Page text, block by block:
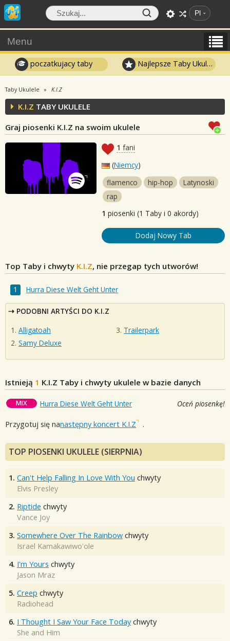
Pl
Menu
poczatkujacy taby Najlepsze Taby Ukulele
Taby Ukulele K.I.Z
K.I.Z TABY UKULELE
Graj piosenki K.I.Z na swoim ukulele
1 fani
(Niemcy)
flamenco
hip-hop
Latynoski
rap
1 piosenki (1 Taby i 0 akordy)
Dodaj Nowy Tab
Top Taby i chwyty K.I.Z, nie przegap tych utworów!
Hurra Diese Welt Geht Unter
PODOBNI ARTYŚCI DO K.I.Z
Alligatoah
Samy Deluxe
Trailerpark
Istnieją 1 K.I.Z Taby i chwyty ukulele w bazie danych
MIX Hurra Diese Welt Geht Unter Oceń piosenkę!
Przygotuj się nanastępny koncert K.I.Z .
TOP PIOSENKI UKULELE (SIERPNIA)
1. Can't Help Falling In Love With You chwyty
Elvis Presley
2. Riptide chwyty
Vance Joy
3. Somewhere Over The Rainbow chwyty
Israel Kamakawiwo'ole
4. I'm Yours chwyty
Jason Mraz
5. Creep chwyty
Radiohead
6. I Thought I Saw Your Face Today chwyty
She and Him